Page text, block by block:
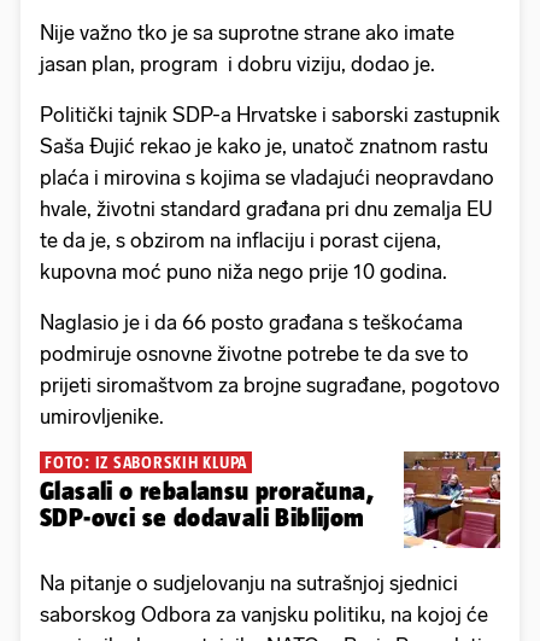
Nije važno tko je sa suprotne strane ako imate
jasan plan, program i dobru viziju, dodao je.
Politički tajnik SDP-a Hrvatske i saborski zastupnik
Saša Đujić rekao je kako je, unatoč znatnom rastu
plaća i mirovina s kojima se vladajući neopravdano
hvale, životni standard građana pri dnu zemalja EU
te da je, s obzirom na inflaciju i porast cijena,
kupovna moć puno niža nego prije 10 godina.
Naglasio je i da 66 posto građana s teškoćama
podmiruje osnovne životne potrebe te da sve to
prijeti siromaštvom za brojne sugrađane, pogotovo
umirovljenike.
FOTO: IZ SABORSKIH KLUPA
Glasali o rebalansu proračuna,
SDP-ovci se dodavali Biblijom
Na pitanje o sudjelovanju na sutrašnjoj sjednici
saborskog Odbora za vanjsku politiku, na kojoj će